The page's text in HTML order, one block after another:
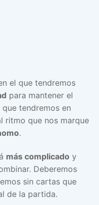
el que tendremos
para mantener el
que tendremos en
ritmo que nos marque
.
más complicado y
Deberemos
sin cartas que
de la partida.